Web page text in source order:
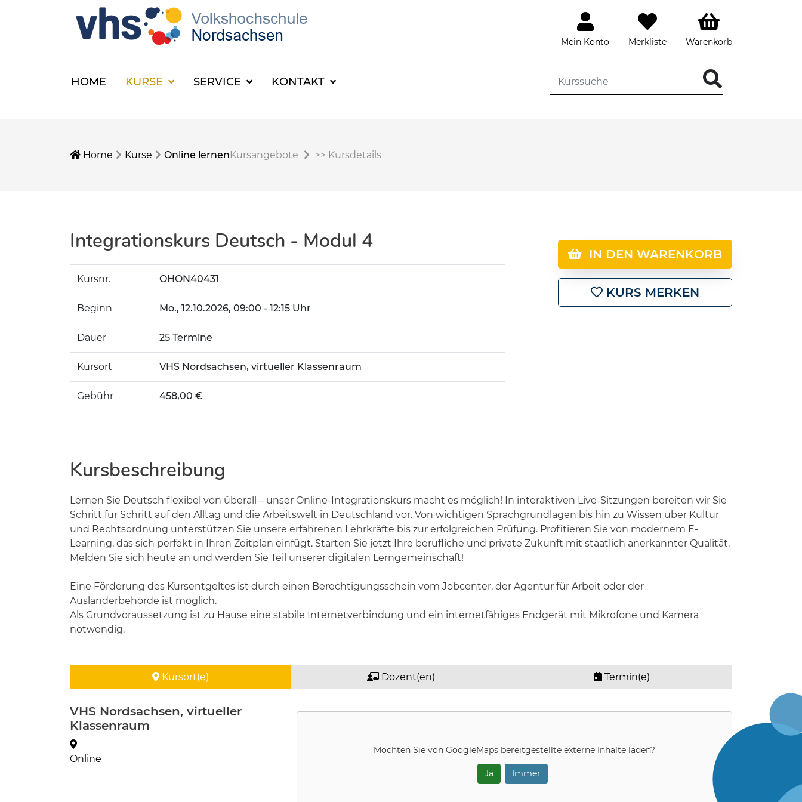
Mein Konto Merkliste Warenkorb
HOME KURSE SERVICE KONTAKT
Home Kurse Online lernenKursangebote >> Kursdetails
Integrationskurs Deutsch - Modul 4
Kursnr. OHON40431
Beginn Mo., 12.10.2026, 09:00 - 12:15 Uhr
Dauer 25 Termine
Kursort VHS Nordsachsen, virtueller Klassenraum
Gebühr 458,00 €
IN DEN WARENKORB
KURS MERKEN
Kursbeschreibung
Lernen Sie Deutsch flexibel von überall – unser Online-Integrationskurs macht es möglich! In interaktiven Live-Sitzungen bereiten wir Sie
Schritt für Schritt auf den Alltag und die Arbeitswelt in Deutschland vor. Von wichtigen Sprachgrundlagen bis hin zu Wissen über Kultur
und Rechtsordnung unterstützen Sie unsere erfahrenen Lehrkräfte bis zur erfolgreichen Prüfung. Profitieren Sie von modernem E-
Learning, das sich perfekt in Ihren Zeitplan einfügt. Starten Sie jetzt Ihre berufliche und private Zukunft mit staatlich anerkannter Qualität.
Melden Sie sich heute an und werden Sie Teil unserer digitalen Lerngemeinschaft!
Eine Förderung des Kursentgeltes ist durch einen Berechtigungsschein vom Jobcenter, der Agentur für Arbeit oder der
Ausländerbehörde ist möglich.
Als Grundvoraussetzung ist zu Hause eine stabile Internetverbindung und ein internetfähiges Endgerät mit Mikrofone und Kamera
notwendig.
Kursort(e) Dozent(en) Termin(e)
VHS Nordsachsen, virtueller
Klassenraum
Online
Möchten Sie von GoogleMaps bereitgestellte externe Inhalte laden?
Ja Immer